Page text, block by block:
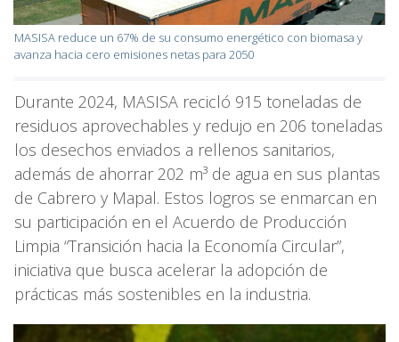
MASISA reduce un 67% de su consumo energético con biomasa y
avanza hacia cero emisiones netas para 2050
Durante 2024, MASISA recicló 915 toneladas de
residuos aprovechables y redujo en 206 toneladas
los desechos enviados a rellenos sanitarios,
además de ahorrar 202 m³ de agua en sus plantas
de Cabrero y Mapal. Estos logros se enmarcan en
su participación en el Acuerdo de Producción
Limpia “Transición hacia la Economía Circular”,
iniciativa que busca acelerar la adopción de
prácticas más sostenibles en la industria.